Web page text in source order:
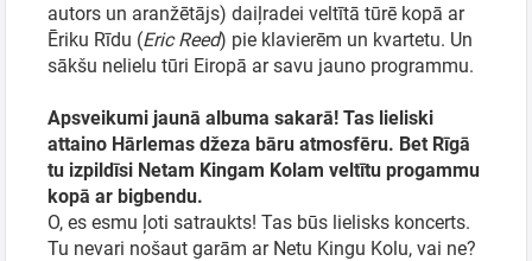
Izvēlēties
periodu
autors un aranžētājs) daiļradei veltītā tūrē kopā ar
Ēriku Rīdu (Eric Reed) pie klavierēm un kvartetu. Un
sākšu nelielu tūri Eiropā ar savu jauno programmu.
Apsveikumi jaunā albuma sakarā! Tas lieliski
attaino Hārlemas džeza bāru atmosfēru. Bet Rīgā
tu izpildīsi Netam Kingam Kolam veltītu progammu
kopā ar bigbendu.
O, es esmu ļoti satraukts! Tas būs lielisks koncerts.
Tu nevari nošaut garām ar Netu Kingu Kolu, vai ne?